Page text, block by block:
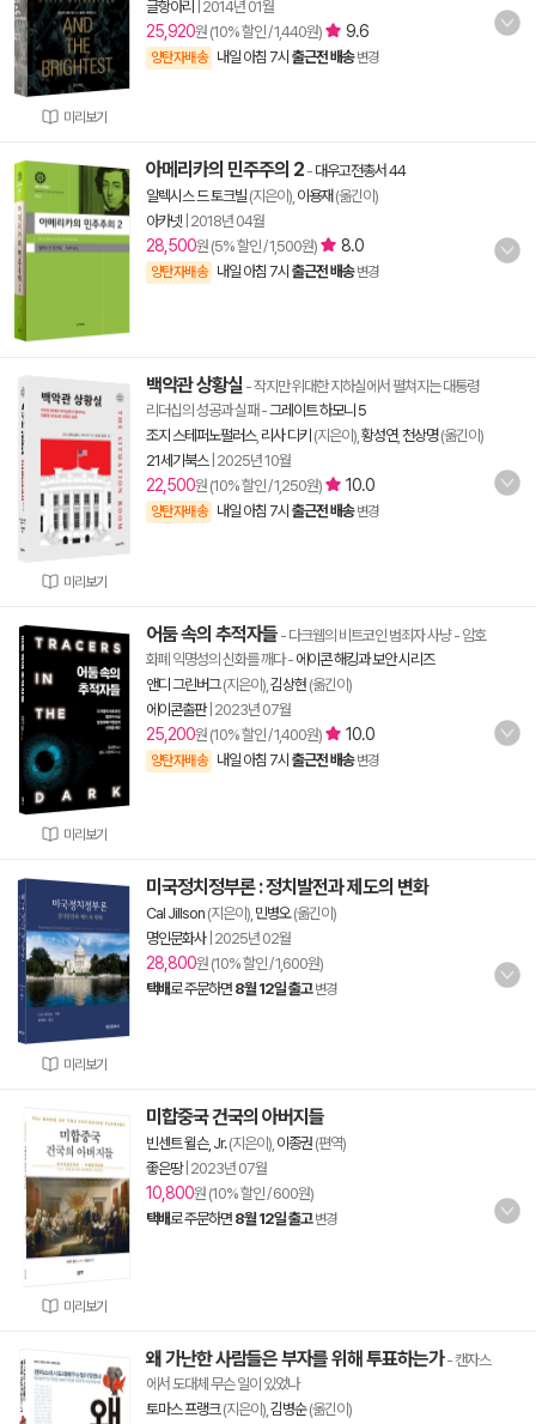
미리보기
글항아리 2014년 01월
25,920원 (10% 할인 / 1,440원) 9.6
양탄자배송 내일 아침 7시 출근전 배송 변경
아메리카의 민주주의 2 - 대우고전총서 44
알렉시스 드 토크빌 (지은이), 이용재 (옮긴이)
아카넷 2018년 04월
28,500원 (5% 할인 / 1,500원) 8.0
양탄자배송 내일 아침 7시 출근전 배송 변경
미리보기
백악관 상황실 - 작지만 위대한 지하실에서 펼쳐지는 대통령
리더십의 성공과 실패 -그레이트 하모니 5
조지 스테퍼노펄러스, 리사 디키 (지은이), 황성연, 천상명(옮긴이)
21세기북스| 2025년 10월
22,500원 (10% 할인 / 1,250원) 10.0
양탄자배송 내일 아침 7시 출근전 배송 변경
미리보기
어둠 속의 추적자들 - 다크웹의 비트코인 범죄자 사냥 - 암호
화폐 익명성의 신화를 깨다- 에이콘 해킹과 보안 시리즈
앤디 그린버그(지은이), 김상현 (옮긴이)
에이콘출판| 2023년 07월
25,200원 (10% 할인 / 1,400원) 10.0
양탄자배송 내일 아침 7시 출근전 배송 변경
미리보기
미국정치정부론 : 정치발전과 제도의 변화
Cal Jillson (지은이), 민병오(옮긴이)
명인문화사| 2025년 02월
28,800원 (10% 할인 / 1,600원)
택배로 주문하면 8월 12일 출고 변경
미리보기
미합중국 건국의 아버지들
빈센트 윌슨, Jr.(지은이), 이종권 (편역)
좋은땅| 2023년 07월
10,800원 (10% 할인 / 600원)
택배로 주문하면 8월 12일 출고 변경
왜 가난한 사람들은 부자를 위해 투표하는가- 캔자스
에서 도대체 무슨 일이 있었나
토마스 프랭크(지은이), 김병순(옮긴이)